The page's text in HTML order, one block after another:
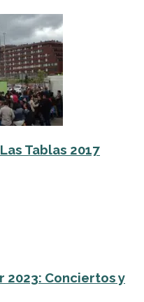
Tablas 2017
2023: Conciertos y